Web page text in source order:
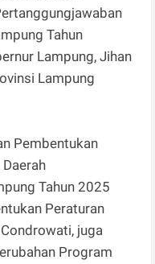
Tahun
Lampung, Jihan
Lampung
Pembentukan
Tahun 2025
Peraturan
juga
Program